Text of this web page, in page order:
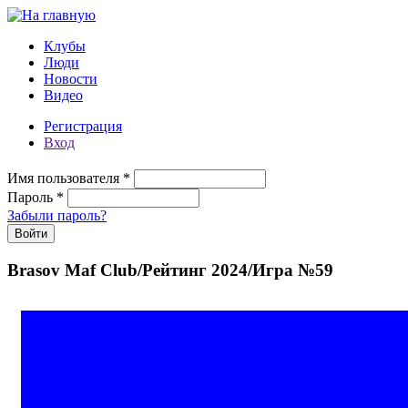
Перейти к основному содержанию
Клубы
Люди
Новости
Видео
Регистрация
Вход
Имя пользователя *
Пароль *
Забыли пароль?
Brasov Maf Club/Рейтинг 2024/Игра №59